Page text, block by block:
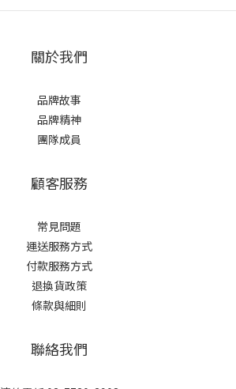
關於我們
品牌故事
品牌精神
團隊成員
顧客服務
常見問題
運送服務方式
付款服務方式
退換貨政策
條款與細則
聯絡我們